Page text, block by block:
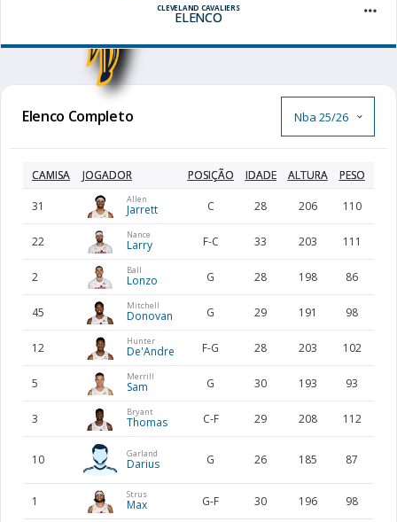
CLEVELAND CAVALIERS
ELENCO
Elenco Completo
CAMISA JOGADOR POSIÇÃO IDADE ALTURA PESO
31 Allen
Jarrett C 28 206 110
22 Nance
Larry F-C 33 203 111
2 Ball
Lonzo G 28 198 86
45 Mitchell
Donovan G 29 191 98
12 Hunter
De'Andre F-G 28 203 102
5 Merrill
Sam G 30 193 93
3 Bryant
Thomas C-F 29 208 112
10 Garland
Darius G 26 185 87
1 Strus
Max G-F 30 196 98